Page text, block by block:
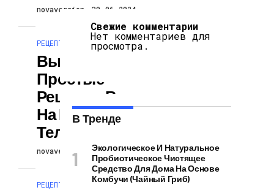
novaversion 30.06.2024
РЕЦЕПТЫ
Выпечка
Простые
Рецепты Видео
На Вашем
Телефоне
novaversion 30.06.2024
РЕЦЕПТЫ
Свежие комментарии
Нет комментариев для
просмотра.
В Тренде
Экологическое И Натуральное
Пробиотическое Чистящее
Средство Для Дома На Основе
Комбучи (чайный Гриб)